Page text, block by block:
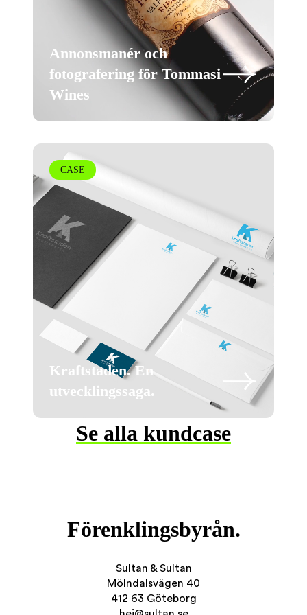
Annonsmanér och
fotografering för Tommasi
Wines
CASE
Kraftstaden. En
utvecklingssaga.
Se alla kundcase
Förenklingsbyrån.
Sultan & Sultan
Mölndalsvägen 40
412 63 Göteborg